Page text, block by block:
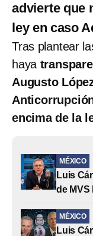
advierte que
ley en caso
Tras plantear
haya
Augusto
encima de la
MÉXICO
Luis
de MVS
MÉXICO
Luis